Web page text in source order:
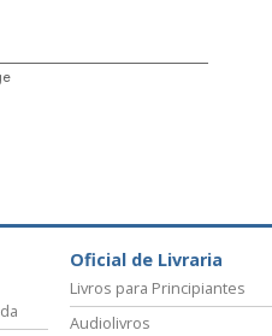
Oficial de Livraria
Livros para Principiantes
Audiolivros